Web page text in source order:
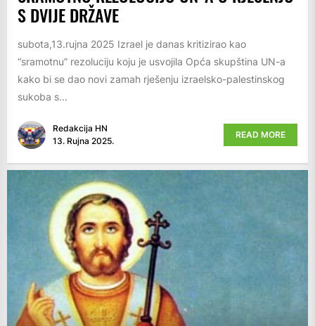
S DVIJE DRŽAVE
subota,13.rujna 2025 Izrael je danas kritizirao kao
“sramotnu” rezoluciju koju je usvojila Opća skupština UN-a
kako bi se dao novi zamah rješenju izraelsko-palestinskog
sukoba s...
Redakcija HN
13. Rujna 2025.
READ MORE